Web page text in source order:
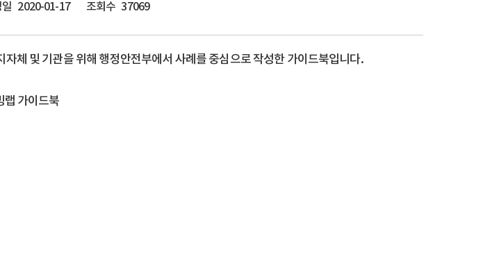
2020-01-17 조회수 37069
체 및 기관을 위해 행정안전부에서 사례를 중심으로 작성한 가이드북입니다.
랩 가이드북